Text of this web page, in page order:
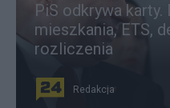
PiS odkrywa karty.
mieszkania, ETS,
rozliczenia
Redakcja